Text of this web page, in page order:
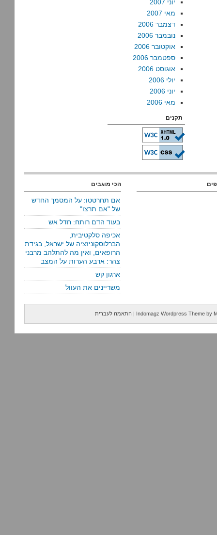
יוני 2007
מאי 2007
דצמבר 2006
נובמבר 2006
אוקטובר 2006
ספטמבר 2006
אוגוסט 2006
יולי 2006
יוני 2006
מאי 2006
תקנים
הכי מוגבים
אם תחרטטו: על המסמך החדש
של "אם תרצו"
בעוד הדם רותח: חדל אש
אכיפה סלקטיבית,
הברלוסקוניזציה של ישראל, בגידת
הרופאים, ואין מה להתלהב מרבני
צהר: ארבע הערות על המצב
ארגון קש
משריינים את העוול
Indomagz Wordpress Theme by
| התאמה לעברית